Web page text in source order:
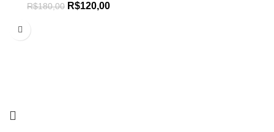
R$180,00 R$120,00